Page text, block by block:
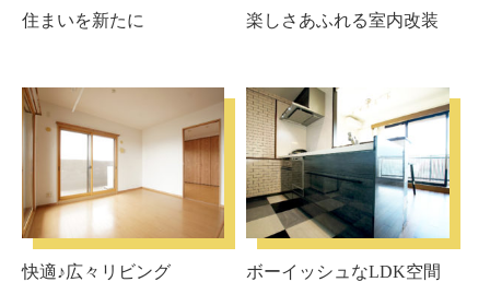
住まいを新たに 楽しさあふれる室内改装
快適♪広々リビング ボーイッシュなLDK空間